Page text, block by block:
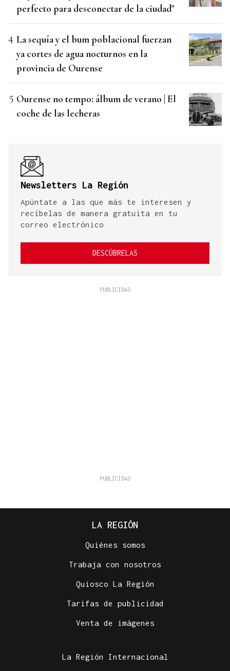
perfecto para desconectar de la ciudad"
La sequía y el bum poblacional fuerzan
ya cortes de agua nocturnos en la
provincia de Ourense
Ourense no tempo: álbum de verano | El
coche de las lecheras
Newsletters La Región
Apúntate a las que más te interesen y
recíbelas de manera gratuita en tu
correo electrónico
DESCÚBRELAS
LA REGIÓN
Quiénes somos
Trabaja con nosotros
Quiosco La Región
Tarifas de publicidad
Venta de imágenes
La Región Internacional